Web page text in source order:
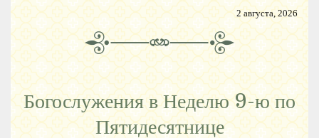
2 августа, 2026
Богослужения в Неделю 9-ю по
Пятидесятнице